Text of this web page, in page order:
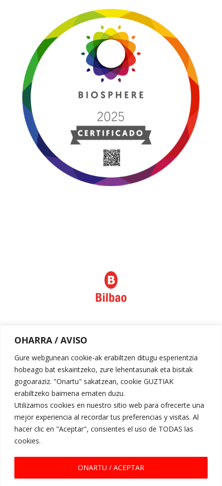
OHARRA / AVISO
Gure webgunean cookie-ak erabiltzen ditugu esperientzia
hobeago bat eskaintzeko, zure lehentasunak eta bisitak
gogoaraziz. "Onartu" sakatzean, cookie GUZTIAK
erabiltzeko baimena ematen duzu.
Utilizamos cookies en nuestro sitio web para ofrecerte una
mejor experiencia al recordar tus preferencias y visitas. Al
hacer clic en "Aceptar", consientes el uso de TODAS las
cookies.
ONARTU / ACEPTAR
Política de privacidad
Request for Proposal